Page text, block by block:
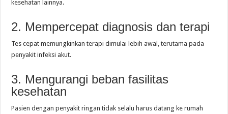
kesehatan lainnya.
2. Mempercepat diagnosis dan terapi
Tes cepat memungkinkan terapi dimulai lebih awal, terutama pada
penyakit infeksi akut.
3. Mengurangi beban fasilitas
kesehatan
Pasien dengan penyakit ringan tidak selalu harus datang ke rumah